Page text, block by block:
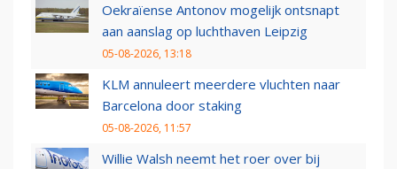
Oekraïense Antonov mogelijk ontsnapt
aan aanslag op luchthaven Leipzig
05-08-2026, 13:18
KLM annuleert meerdere vluchten naar
Barcelona door staking
05-08-2026, 11:57
Willie Walsh neemt het roer over bij